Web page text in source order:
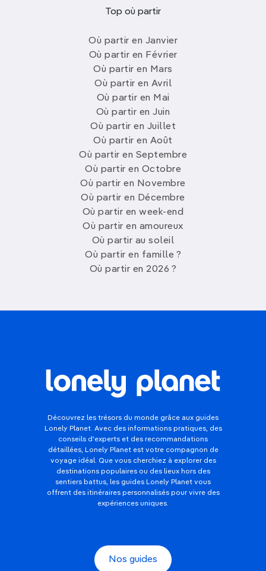
Top où partir
Où partir en Janvier
Où partir en Février
Où partir en Mars
Où partir en Avril
Où partir en Mai
Où partir en Juin
Où partir en Juillet
Où partir en Août
Où partir en Septembre
Où partir en Octobre
Où partir en Novembre
Où partir en Décembre
Où partir en week-end
Où partir en amoureux
Où partir au soleil
Où partir en famille ?
Où partir en 2026 ?
Découvrez les trésors du monde grâce aux guides
Lonely Planet. Avec des informations pratiques, des
conseils d'experts et des recommandations
détaillées, Lonely Planet est votre compagnon de
voyage idéal. Que vous cherchiez à explorer des
destinations populaires ou des lieux hors des
sentiers battus, les guides Lonely Planet vous
offrent des itinéraires personnalisés pour vivre des
expériences uniques.
Nos guides